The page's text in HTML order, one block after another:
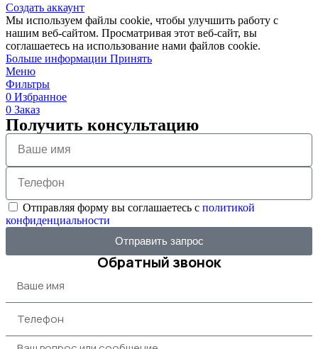
Создать аккаунт
Мы используем файлы cookie, чтобы улучшить работу с
нашим веб-сайтом. Просматривая этот веб-сайт, вы
соглашаетесь на использование нами файлов cookie.
Больше информации Принять
Меню
Фильтры
0 Избранное
0 Заказ
Получить консультацию
Отправляя форму вы соглашаетесь с политикой
конфиденциальности
Отправить запрос
Обратный звонок